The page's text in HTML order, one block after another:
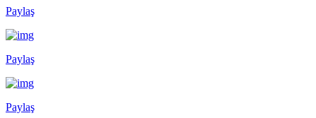
Paylaş
Paylaş
Paylaş